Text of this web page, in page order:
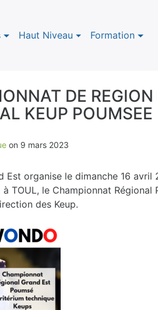
Haut Niveau Formation
DE
KEUP POUMSEE
on 9 mars 2023
Est organise le dimanche 16
TOUL, le Championnat Régional
des Keup.